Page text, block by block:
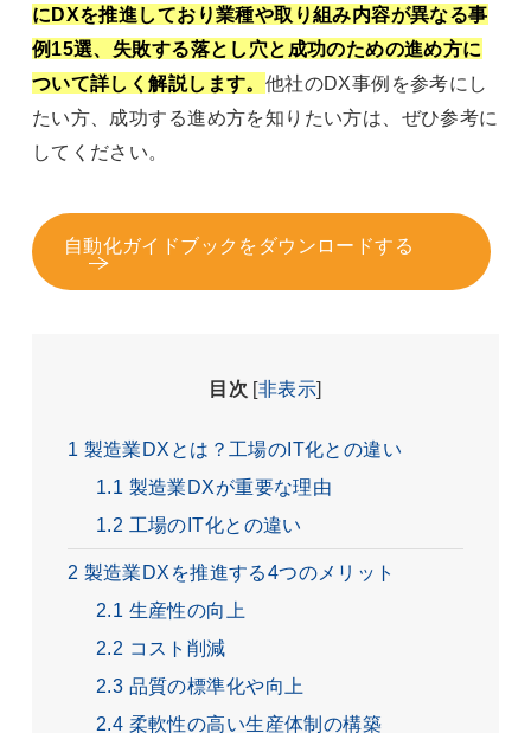
にDXを推進しており業種や取り組み内容が異なる事
例15選、失敗する落とし穴と成功のための進め方に
ついて詳しく解説します。 他社のDX事例を参考にし
たい方、成功する進め方を知りたい方は、ぜひ参考に
してください。
自動化ガイドブックをダウンロードする
目次 [非表示]
1 製造業DXとは？工場のIT化との違い
1.1 製造業DXが重要な理由
1.2 工場のIT化との違い
2 製造業DXを推進する4つのメリット
2.1 生産性の向上
2.2 コスト削減
2.3 品質の標準化や向上
2.4 柔軟性の高い生産体制の構築